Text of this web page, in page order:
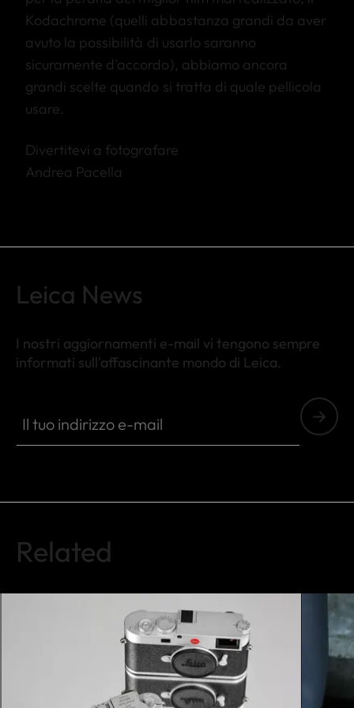
Kodachrome (quelli abbastanza grandi da aver
avuto la possibilità di usarlo saranno
sicuramente d'accordo), abbiamo ancora
grandi scelte quando si tratta di quale pellicola
usare.
Divertitevi a fotografare
Andrea Pacella
Leica News
I nostri aggiornamenti e-mail vi tengono sempre
informati sull'affascinante mondo di Leica.
Related